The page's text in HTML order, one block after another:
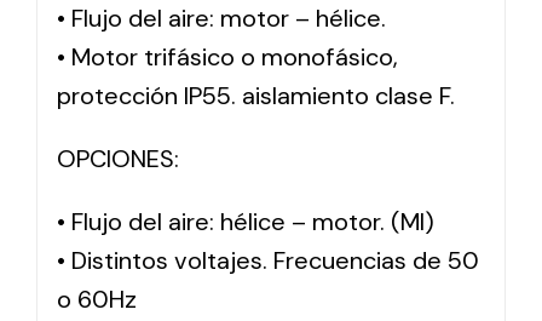
• Flujo del aire: motor – hélice.
• Motor trifásico o monofásico,
protección IP55. aislamiento clase F.
OPCIONES:
• Flujo del aire: hélice – motor. (MI)
• Distintos voltajes. Frecuencias de 50
o 60Hz